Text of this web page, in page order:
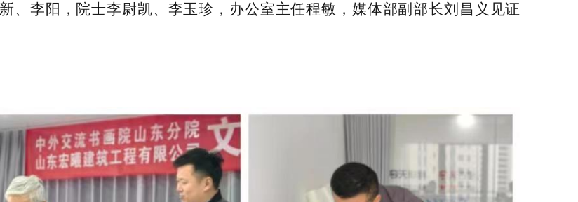
、李阳，院士李尉凯、李玉珍，办公室主任程敏，媒体部副部长刘昌义 见证